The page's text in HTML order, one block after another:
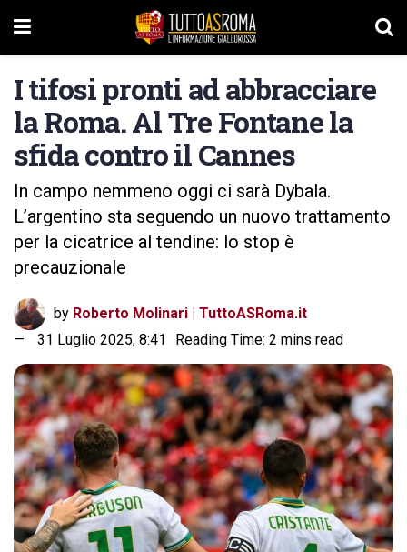
I tifosi pronti ad abbracciare
la Roma. Al Tre Fontane la
sfida contro il Cannes
In campo nemmeno oggi ci sarà Dybala.
L’argentino sta seguendo un nuovo trattamento
per la cicatrice al tendine: lo stop è
precauzionale
by Roberto Molinari | TuttoASRoma.it
31 Luglio 2025, 8:41
Reading Time: 2 mins read